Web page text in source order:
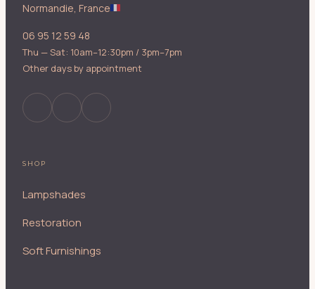
Normandie, France
06 95 12 59 48
Thu — Sat: 10am–12:30pm / 3pm–7pm
Other days by appointment
SHOP
Lampshades
Restoration
Soft Furnishings